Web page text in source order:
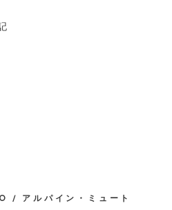
/ アルパイン・ミュート